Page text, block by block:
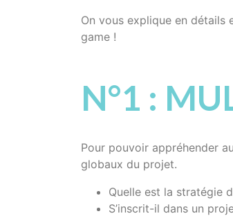
On vous explique en
game !
N°1 :
Pour pouvoir appréhender
globaux du projet.
Quelle est la stratégie
S’inscrit-il dans un